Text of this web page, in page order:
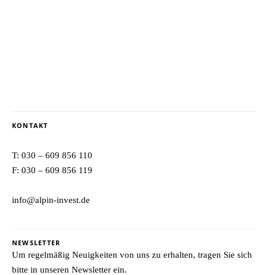
KONTAKT
T: 030 – 609 856 110
F: 030 – 609 856 119
info@alpin-invest.de
NEWSLETTER
Um regelmäßig Neuigkeiten von uns zu erhalten, tragen Sie sich
bitte in unseren Newsletter ein.